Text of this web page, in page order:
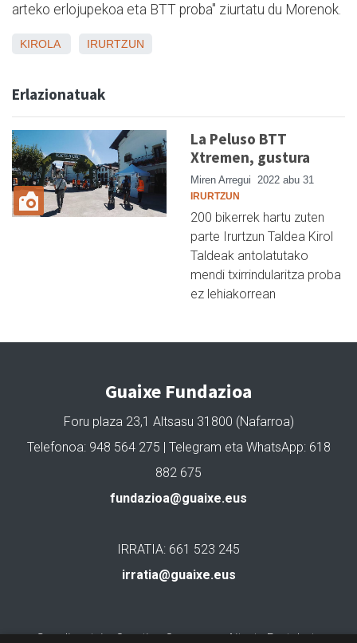
arteko erlojupekoa eta BTT proba" ziurtatu du Morenok.
KIROLA IRURTZUN
Erlazionatuak
La Peluso BTT
Xtremen, gustura
Miren Arregui 2022 abu 31
IRURTZUN
200 bikerrek hartu zuten
parte Irurtzun Taldea Kirol
Taldeak antolatutako
mendi txirrindularitza proba
ez lehiakorrean
Guaixe Fundazioa
Foru plaza 23,1 Altsasu 31800 (Nafarroa)
Telefonoa: 948 564 275 | Telegram eta WhatsApp: 618
882 675
fundazioa@guaixe.eus
IRRATIA: 661 523 245
irratia@guaixe.eus
Gure lizentzia: Creative Commons Aitortu Partekatu